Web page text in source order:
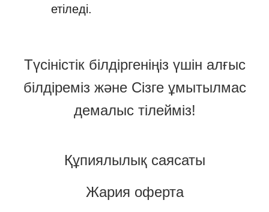
етіледі.
Түсіністік білдіргеніңіз үшін алғыс
білдіреміз және Сізге ұмытылмас
демалыс тілейміз!
Құпиялылық саясаты
Жария оферта